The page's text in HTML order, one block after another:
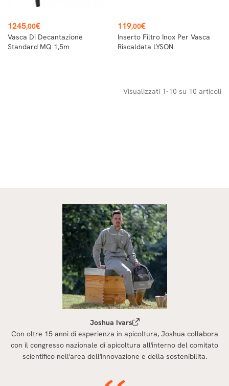
Prezzo
1245,00€
Vasca Di Decantazione
Standard MQ 1,5m
Prezzo
119,00€
Inserto Filtro Inox Per Vasca
Riscaldata LYSON
Visualizzati 1-10 su 10 articoli
Joshua Ivars
Con oltre 15 anni di esperienza in apicoltura, Joshua collabora
con il congresso nazionale di apicoltura all'interno del comitato
scientifico nell'area dell'innovazione e della sostenibilita.